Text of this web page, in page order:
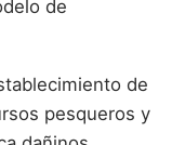
de
de
pesqueros y